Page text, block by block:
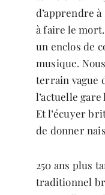
d’apprendre
à faire le
un enclos de
musique.
terrain vague
l’actuelle
Et l’écuyer
de donner
250 ans plus
traditionnel